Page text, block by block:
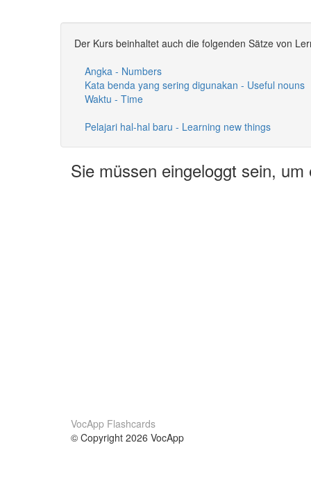
Der Kurs beinhaltet auch die folgenden Sätze von
Angka - Numbers
Kata benda yang sering digunakan - Useful nouns
Waktu - Time
Pelajari hal-hal baru - Learning new things
Sie müssen eingeloggt sein,
VocApp Flashcards
© Copyright 2026 VocApp